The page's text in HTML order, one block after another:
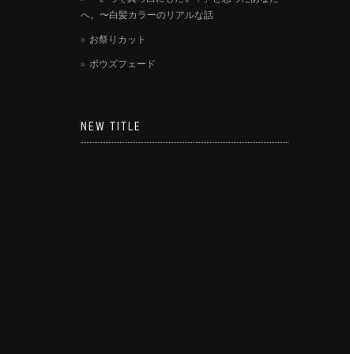
へ。〜白髪カラーのリアルな話
お祭りカット
ボウズフェード
NEW TITLE